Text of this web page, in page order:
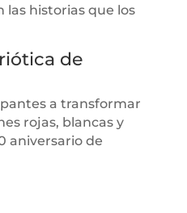
las historias que los
de
a transformar
rojas, blancas y
aniversario de